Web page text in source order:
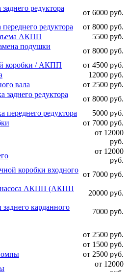
редуктора
от 6000 руб.
редуктора
от 8000 руб.
АКПП
5500 руб.
подушки
от 8000 руб.
коробки / АКПП
от 4500 руб.
12000 руб.
вала
от 2500 руб.
заднего редуктора
от 8000 руб.
переднего редуктора
5000 руб.
от 7000 руб.
от 12000
руб.
от 12000
руб.
коробки входного
от 7000 руб.
АКПП (АКПП
20000 руб.
карданного
7000 руб.
от 2500 руб.
от 1500 руб.
от 2500 руб.
от 12000